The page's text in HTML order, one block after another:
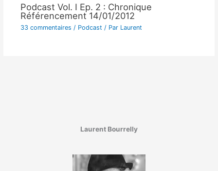
Podcast Vol. I Ep. 2 : Chronique
Référencement 14/01/2012
33 commentaires / Podcast / Par Laurent
Laurent Bourrelly